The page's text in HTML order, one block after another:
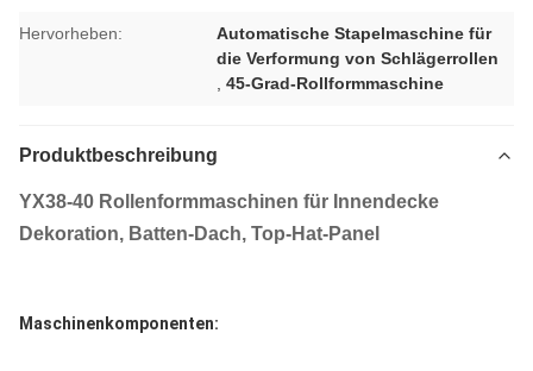
Hervorheben:
Automatische Stapelmaschine für
die Verformung von Schlägerrollen
,45-Grad-Rollformmaschine
Produktbeschreibung
YX38-40 Rollenformmaschinen für Innendecke
Dekoration, Batten-Dach, Top-Hat-Panel
Maschinenkomponenten: